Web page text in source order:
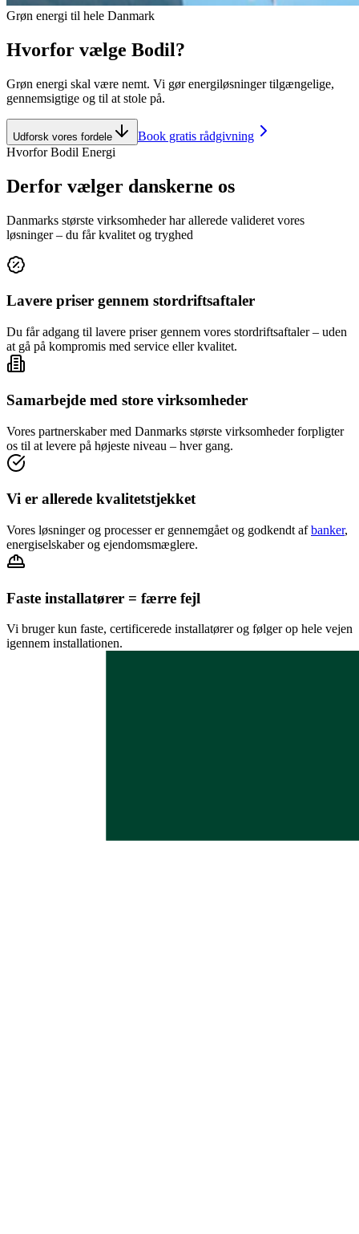
Grøn energi til hele Danmark
Hvorfor vælge Bodil?
Grøn energi skal være nemt. Vi gør energiløsninger tilgængelige,
gennemsigtige og til at stole på.
Udforsk vores fordele
Book gratis rådgivning
Hvorfor Bodil Energi
Derfor vælger danskerne os
Danmarks største virksomheder har allerede valideret vores
løsninger – du får kvalitet og tryghed
Lavere priser gennem stordriftsaftaler
Du får adgang til lavere priser gennem vores stordriftsaftaler – uden
at gå på kompromis med service eller kvalitet.
Samarbejde med store virksomheder
Vores partnerskaber med Danmarks største virksomheder forpligter
os til at levere på højeste niveau – hver gang.
Vi er allerede kvalitetstjekket
Vores løsninger og processer er gennemgået og godkendt af banker,
energiselskaber og ejendomsmæglere.
Faste installatører = færre fejl
Vi bruger kun faste, certificerede installatører og følger op hele vejen
igennem installationen.